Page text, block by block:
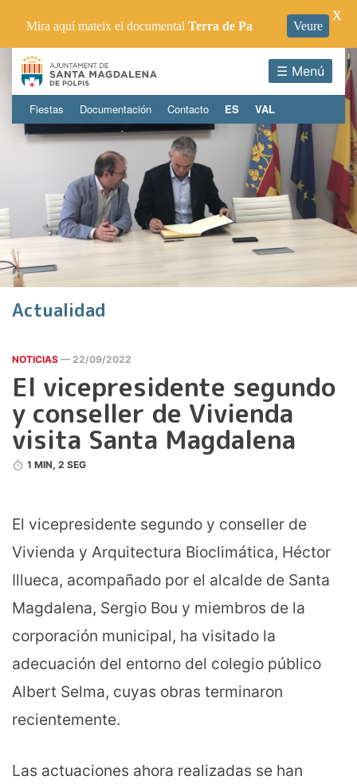
☰ Menú
Fiestas Documentación Contacto ES VAL
Actualidad
NOTICIAS — 22/09/2022
El vicepresidente segundo
y conseller de Vivienda
visita Santa Magdalena
1 MIN, 2 SEG
El vicepresidente segundo y conseller de
Vivienda y Arquitectura Bioclimática, Héctor
Illueca, acompañado por el alcalde de Santa
Magdalena, Sergio Bou y miembros de la
corporación municipal, ha visitado la
adecuación del entorno del colegio público
Albert Selma, cuyas obras terminaron
recientemente.
Las actuaciones ahora realizadas se han
Mira aquí mateix el documental Terra de Pa Veure
X